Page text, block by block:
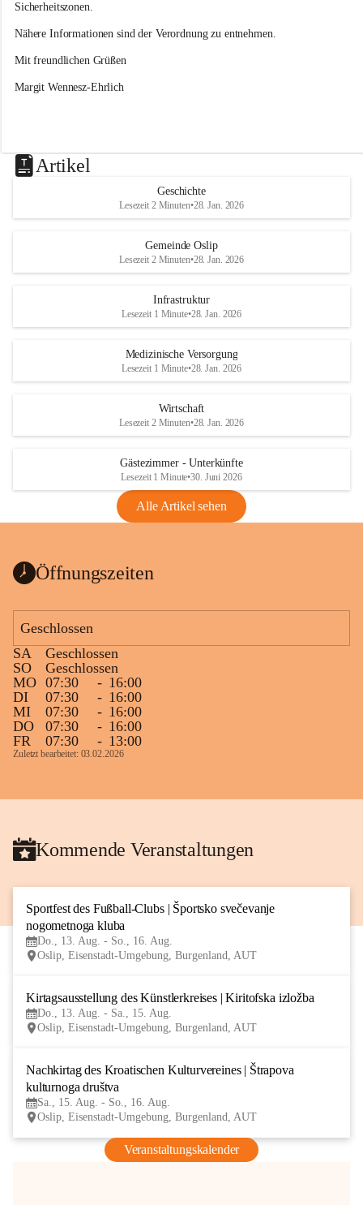
Sicherheitszonen.
Nähere Informationen sind der Verordnung zu entnehmen.
Mit freundlichen Grüßen
Margit Wennesz-Ehrlich
Artikel
Geschichte
Lesezeit 2 Minuten•28. Jan. 2026
Gemeinde Oslip
Lesezeit 2 Minuten•28. Jan. 2026
Infrastruktur
Lesezeit 1 Minute•28. Jan. 2026
Medizinische Versorgung
Lesezeit 1 Minute•28. Jan. 2026
Wirtschaft
Lesezeit 2 Minuten•28. Jan. 2026
Gästezimmer - Unterkünfte
Lesezeit 1 Minute•30. Juni 2026
Alle Artikel sehen
Öffnungszeiten
Geschlossen
SA
Geschlossen
SO
Geschlossen
MO 07:30 - 16:00
DI
07:30 - 16:00
MI
07:30 - 16:00
DO
07:30 - 16:00
FR
07:30 - 13:00
Zuletzt bearbeitet: 03.02.2026
Kommende Veranstaltungen
Sportfest des Fußball-Clubs | Športsko svečevanje
nogometnoga kluba
Do., 13. Aug. - So., 16. Aug.
Oslip, Eisenstadt-Umgebung, Burgenland, AUT
Kirtagsausstellung des Künstlerkreises | Kiritofska izložba
Do., 13. Aug. - Sa., 15. Aug.
Oslip, Eisenstadt-Umgebung, Burgenland, AUT
Nachkirtag des Kroatischen Kulturvereines | Štrapova
kulturnoga društva
Sa., 15. Aug. - So., 16. Aug.
Oslip, Eisenstadt-Umgebung, Burgenland, AUT
Veranstaltungskalender